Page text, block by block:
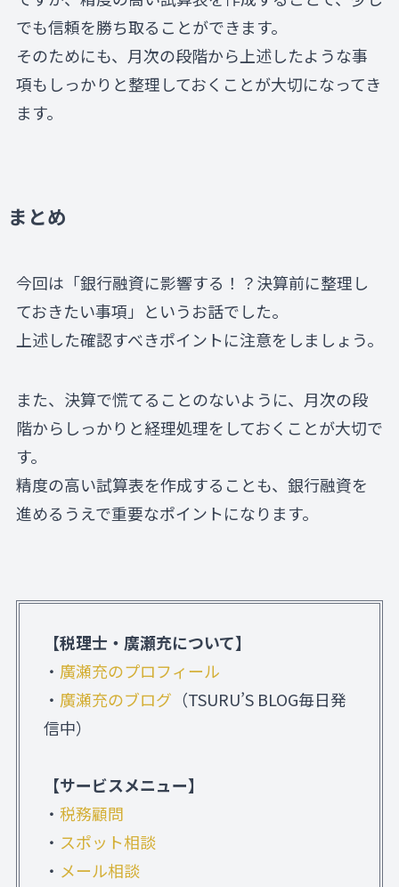
でも信頼を勝ち取ることができます。
そのためにも、月次の段階から上述したような事
項もしっかりと整理しておくことが大切になってき
ます。
まとめ
今回は「銀行融資に影響する！？決算前に整理し
ておきたい事項」というお話でした。
上述した確認すべきポイントに注意をしましょう。
また、決算で慌てることのないように、月次の段
階からしっかりと経理処理をしておくことが大切で
す。
精度の高い試算表を作成することも、銀行融資を
進めるうえで重要なポイントになります。
【税理士・廣瀬充について】
・ 廣瀬充のプロフィール
・ 廣瀬充のブログ （TSURU’S BLOG毎日発
信中）
【サービスメニュー】
・ 税務顧問
・ スポット相談
・ メール相談